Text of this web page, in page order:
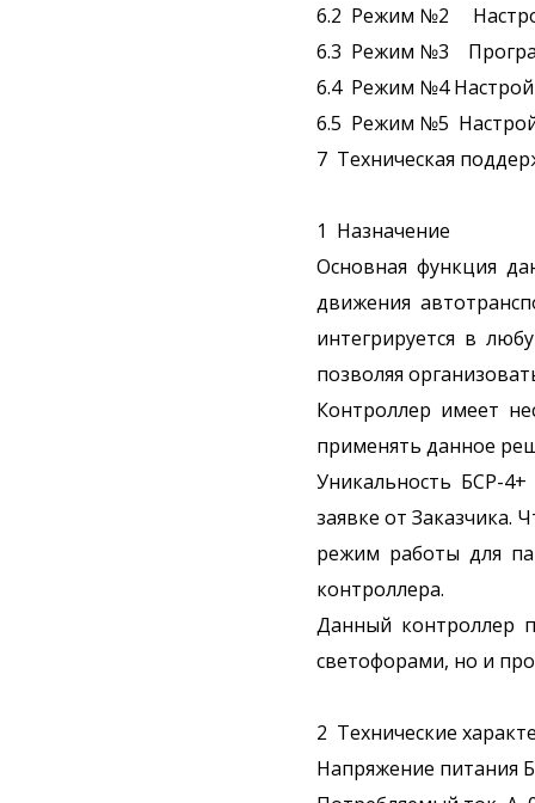
6.2 Режим №2
6.3 Режим №3
6.4 Режим №4
6.5 Режим №5
7 Техническая
1 Назначение
Основная функция
движения
интегрируется в
позволяя
Контроллер имеет
применять данное
Уникальность БСР-
заявке от
режим работы для
контроллера.
Данный контроллер
светофорами, но и
2 Технические
Напряжение питания